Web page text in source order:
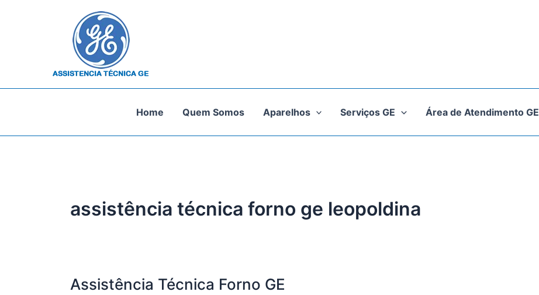
Home Quem Somos Aparelhos Serviços GE Área de Atendimento GE
assistência técnica forno ge leopoldina
Assistência Técnica Forno GE